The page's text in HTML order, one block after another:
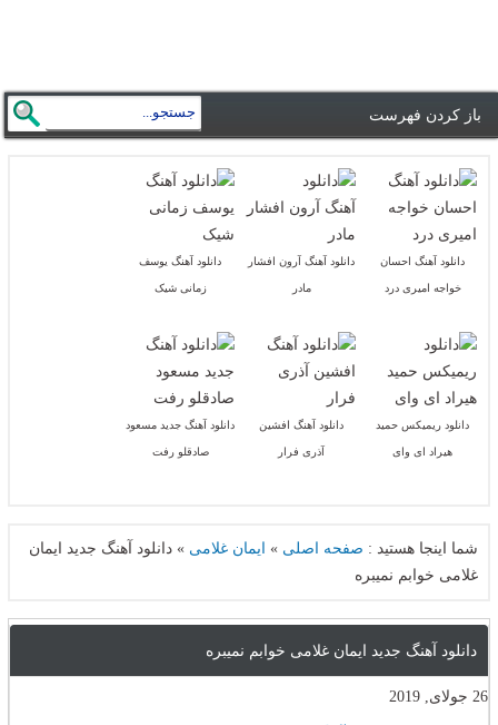
باز کردن فهرست
دانلود آهنگ احسان
خواجه امیری درد
دانلود آهنگ آرون افشار
مادر
دانلود آهنگ یوسف
زمانی شیک
دانلود ریمیکس حمید
هیراد ای وای
دانلود آهنگ افشین
آذری فرار
دانلود آهنگ جدید مسعود
صادقلو رفت
شما اینجا هستید : صفحه اصلی » ایمان غلامی » دانلود آهنگ جدید ایمان
غلامی خوابم نمیبره
دانلود آهنگ جدید ایمان غلامی خوابم نمیبره
26 جولای, 2019